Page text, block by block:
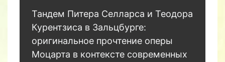
Тандем Питера Селларса и Теодора
Курентзиса в Зальцбурге:
оригинальное прочтение оперы
Моцарта в контексте современных